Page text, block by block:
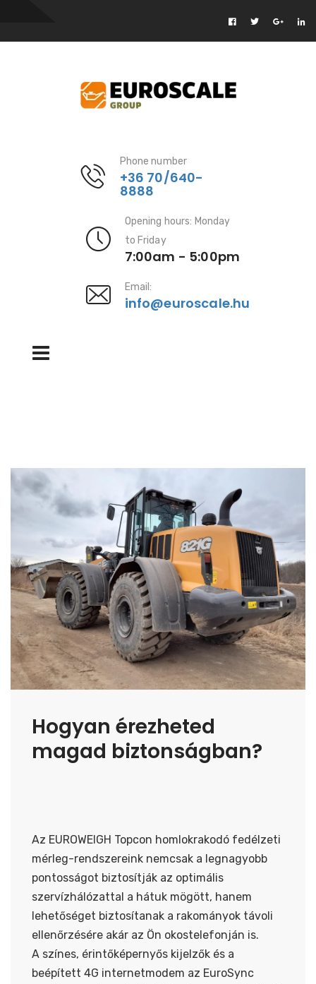
Phone number
+36 70/640-
8888
Opening hours: Monday
to Friday
7:00am - 5:00pm
Email:
info@euroscale.hu
Hogyan érezheted
magad biztonságban?
Az EUROWEIGH Topcon homlokrakodó fedélzeti
mérleg-rendszereink nemcsak a legnagyobb
pontosságot biztosítják az optimális
szervízhálózattal a hátuk mögött, hanem
lehetőséget biztosítanak a rakományok távoli
ellenőrzésére akár az Ön okostelefonján is.
A színes, érintőképernyős kijelzők és a
beépített 4G internetmodem az EuroSync